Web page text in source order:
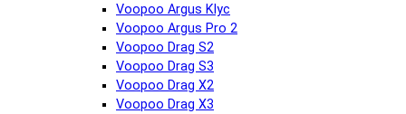
Voopoo Argus Klyc
Voopoo Argus Pro 2
Voopoo Drag S2
Voopoo Drag S3
Voopoo Drag X2
Voopoo Drag X3